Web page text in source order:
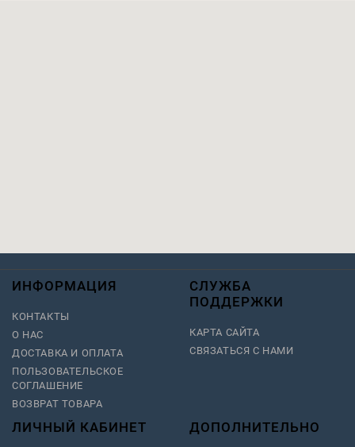
ИНФОРМАЦИЯ
КОНТАКТЫ
О НАС
ДОСТАВКА И ОПЛАТА
ПОЛЬЗОВАТЕЛЬСКОЕ
СОГЛАШЕНИЕ
ВОЗВРАТ ТОВАРА
СЛУЖБА
ПОДДЕРЖКИ
КАРТА САЙТА
СВЯЗАТЬСЯ С НАМИ
ЛИЧНЫЙ КАБИНЕТ ДОПОЛНИТЕЛЬНО